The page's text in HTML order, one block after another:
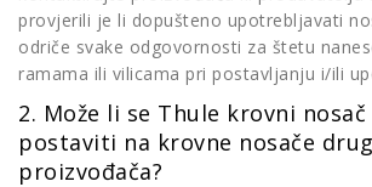
provjerili je li dopušteno upotrebljavati
odriče svake odgovornosti za štetu
ramama ili vilicama pri postavljanju i/ili
2. Može li se Thule krovni
postaviti na krovne nosače
proizvođača?